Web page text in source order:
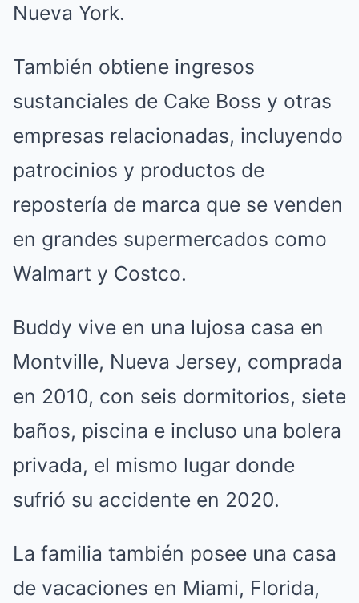
Nueva York.
También obtiene ingresos
sustanciales de Cake Boss y otras
empresas relacionadas, incluyendo
patrocinios y productos de
repostería de marca que se venden
en grandes supermercados como
Walmart y Costco.
Buddy vive en una lujosa casa en
Montville, Nueva Jersey, comprada
en 2010, con seis dormitorios, siete
baños, piscina e incluso una bolera
privada, el mismo lugar donde
sufrió su accidente en 2020.
La familia también posee una casa
de vacaciones en Miami, Florida,